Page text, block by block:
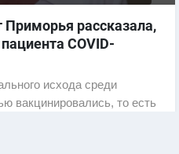
рассказала,
COVID-
исхода среди
вакцинировались, то есть